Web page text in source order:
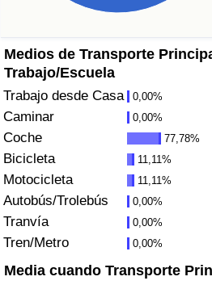
Medios de Transporte
Trabajo/Escuela
Trabajo desde Casa 0,00%
Caminar 0,00%
Coche 77,78%
Bicicleta 11,11%
Motocicleta 11,11%
Autobús/Trolebús 0,00%
Tranvía 0,00%
Tren/Metro 0,00%
Media cuando Transporte
Índice de Contaminación
Índice de contaminación
Índice de Contaminación por País
Tráfico
Índice de Tráfico
Índice de Tráfico (Actual)